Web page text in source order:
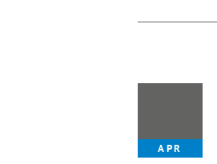
APR